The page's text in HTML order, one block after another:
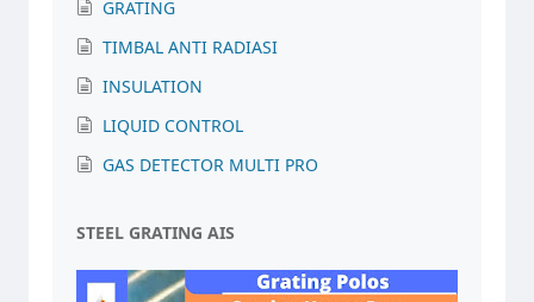
GRATING
TIMBAL ANTI RADIASI
INSULATION
LIQUID CONTROL
GAS DETECTOR MULTI PRO
STEEL GRATING AIS
Tim Admin AIS